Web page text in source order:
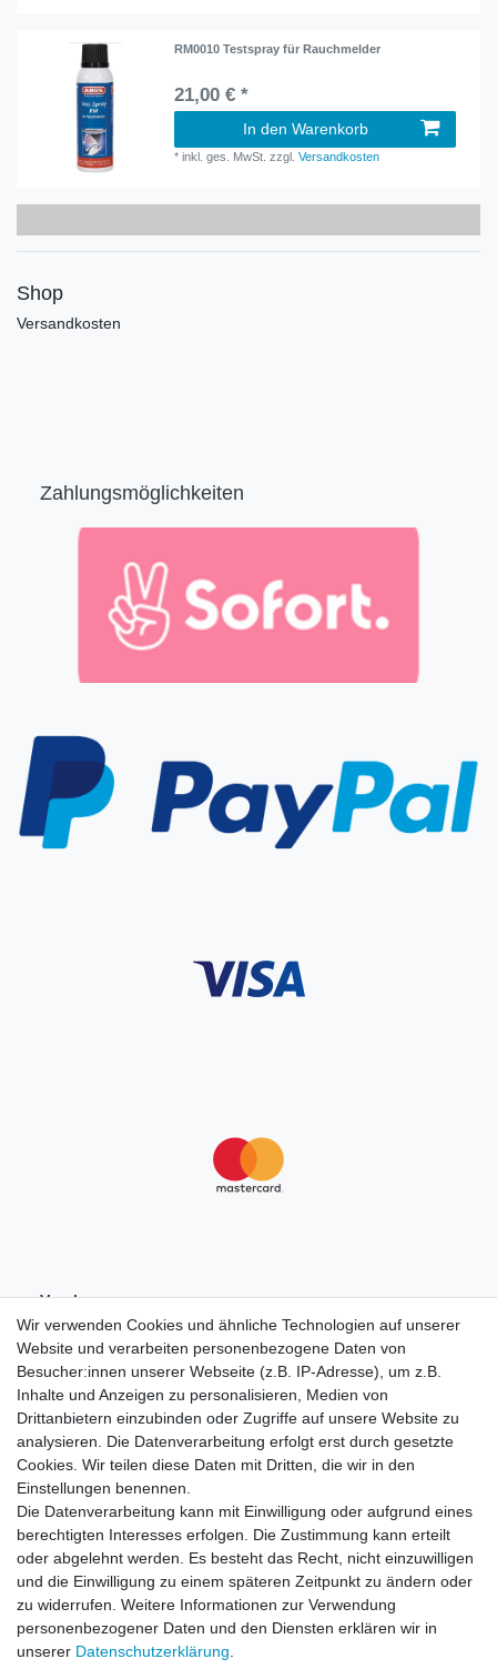
RM0010 Testspray für Rauchmelder
21,00 € *
In den Warenkorb
*inkl. ges. MwSt. zzgl.Versandkosten
Shop
Versandkosten
Zahlungsmöglichkeiten
Vorab-
Überweisung
Wir verwenden Cookies und ähnliche Technologien auf unserer
Website und verarbeiten personenbezogene Daten von
Besucher:innen unserer Webseite (z.B. IP-Adresse), um z.B.
Inhalte und Anzeigen zu personalisieren, Medien von
Drittanbietern einzubinden oder Zugriffe auf unsere Website zu
analysieren. Die Datenverarbeitung erfolgt erst durch gesetzte
Cookies. Wir teilen diese Daten mit Dritten, die wir in den
Einstellungen benennen.
Die Datenverarbeitung kann mit Einwilligung oder aufgrund eines
berechtigten Interesses erfolgen. Die Zustimmung kann erteilt
oder abgelehnt werden. Es besteht das Recht, nicht einzuwilligen
und die Einwilligung zu einem späteren Zeitpunkt zu ändern oder
zu widerrufen. Weitere Informationen zur Verwendung
personenbezogener Daten und den Diensten erklären wir in
unserer Daten­schutz­erklärung